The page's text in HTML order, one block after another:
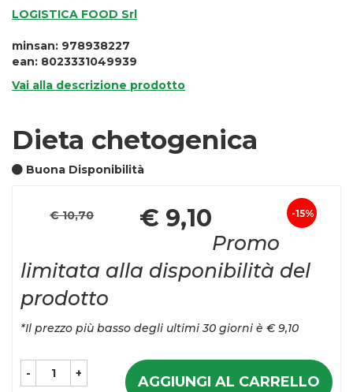
LOGISTICA FOOD Srl
minsan: 978938227
ean: 8023331049939
Vai alla descrizione prodotto
Dieta chetogenica
Buona Disponibilità
Sconto
del
15%
€ 10,70 € 9,10
Promo
limitata alla disponibilità del
prodotto
*Il prezzo più basso degli ultimi 30 giorni è € 9,10
- + AGGIUNGI AL CARRELLO